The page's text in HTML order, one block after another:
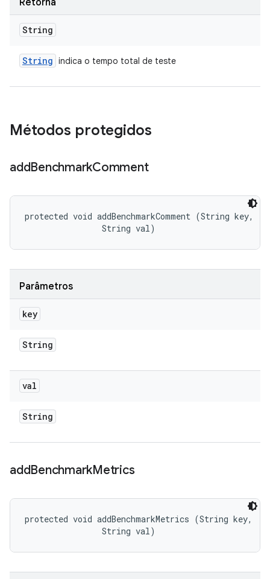
Retorna
String
String indica o tempo total de teste
Métodos protegidos
addBenchmarkComment
protected void addBenchmarkComment (String key,
                String val)
Parâmetros
key
String
val
String
addBenchmarkMetrics
protected void addBenchmarkMetrics (String key,
                String val)